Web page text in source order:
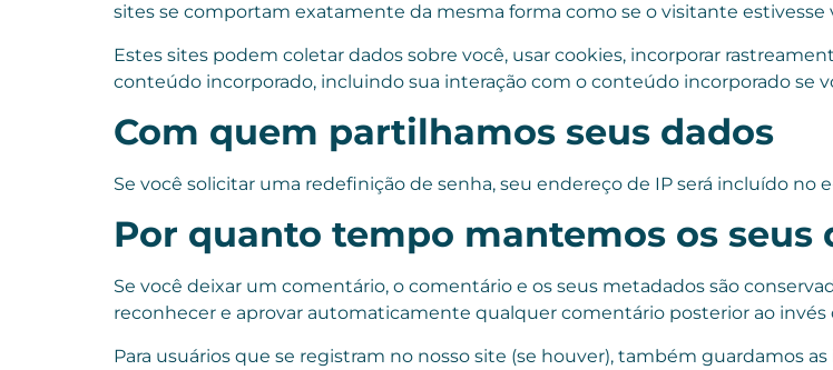
sites se comportam exatamente da mesma forma como se o visitante estivesse
Estes sites podem coletar dados sobre você, usar cookies, incorporar
conteúdo incorporado, incluindo sua interação com o conteúdo incorporado se
Com quem partilhamos seus dados
Se você solicitar uma redefinição de senha, seu endereço de IP será incluído no
Por quanto tempo mantemos os seus
Se você deixar um comentário, o comentário e os seus metadados são
reconhecer e aprovar automaticamente qualquer comentário posterior ao invés
Para usuários que se registram no nosso site (se houver), também guardamos